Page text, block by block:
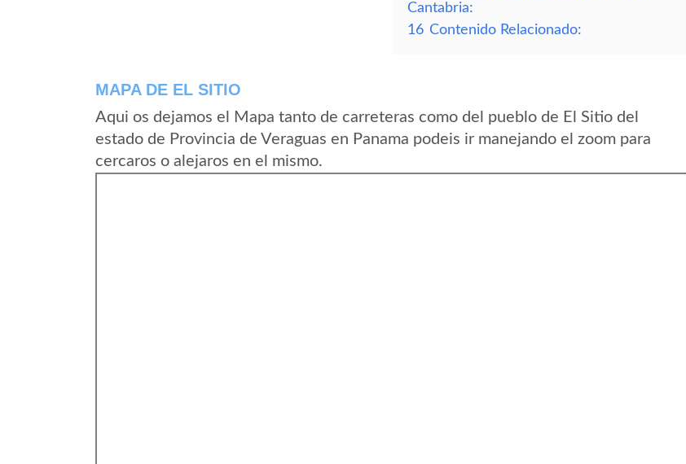
Cantabria:
16 Contenido Relacionado:
MAPA DE EL SITIO
Aqui os dejamos el Mapa tanto de carreteras como del pueblo de El Sitio del
estado de Provincia de Veraguas en Panama podeis ir manejando el zoom para
cercaros o alejaros en el mismo.